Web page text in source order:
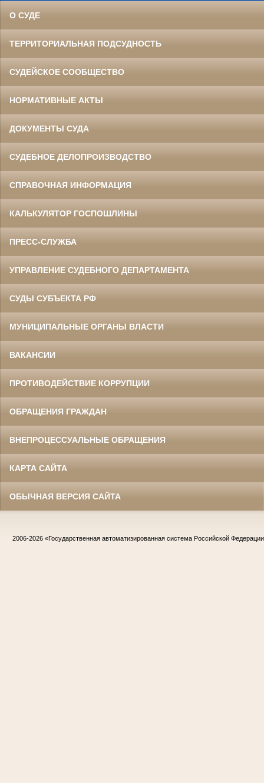
О СУДЕ
ТЕРРИТОРИАЛЬНАЯ ПОДСУДНОСТЬ
СУДЕЙСКОЕ СООБЩЕСТВО
НОРМАТИВНЫЕ АКТЫ
ДОКУМЕНТЫ СУДА
СУДЕБНОЕ ДЕЛОПРОИЗВОДСТВО
СПРАВОЧНАЯ ИНФОРМАЦИЯ
КАЛЬКУЛЯТОР ГОСПОШЛИНЫ
ПРЕСС-СЛУЖБА
УПРАВЛЕНИЕ СУДЕБНОГО ДЕПАРТАМЕНТА
СУДЫ СУБЪЕКТА РФ
МУНИЦИПАЛЬНЫЕ ОРГАНЫ ВЛАСТИ
ВАКАНСИИ
ПРОТИВОДЕЙСТВИЕ КОРРУПЦИИ
ОБРАЩЕНИЯ ГРАЖДАН
ВНЕПРОЦЕССУАЛЬНЫЕ ОБРАЩЕНИЯ
КАРТА САЙТА
ОБЫЧНАЯ ВЕРСИЯ САЙТА
2006-2026 «Государственная автоматизированная система Российской